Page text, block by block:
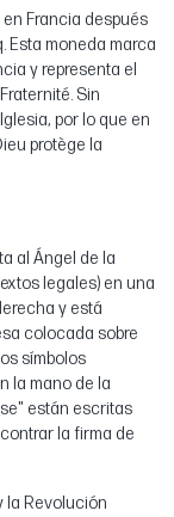
Francia después
Esta moneda marca
y representa el
Sin
por lo que en
protège la
al Ángel de la
legales) en una
y está
colocada sobre
símbolos
la mano de la
están escritas
la firma de
la Revolución